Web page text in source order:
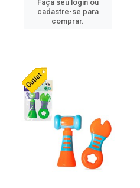
Faça seu login ou
cadastre-se para
comprar.